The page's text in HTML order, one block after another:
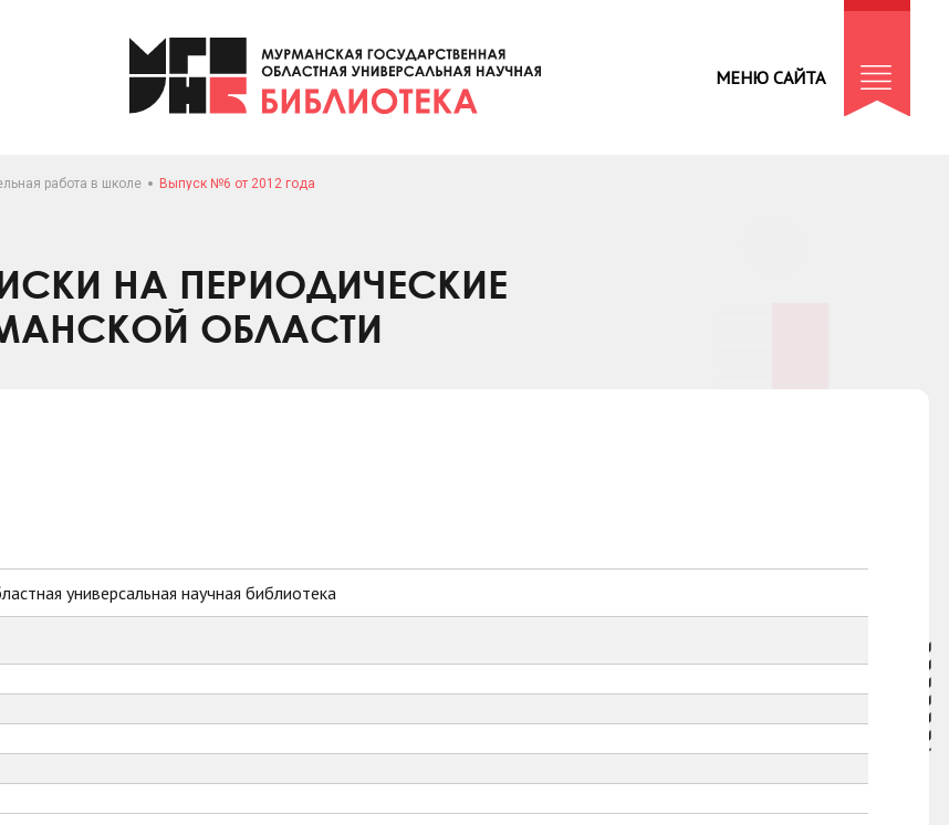
МЕНЮ САЙТА
работа в школе Выпуск №6 от 2012 года
НА ПЕРИОДИЧЕСКИЕ
ОБЛАСТИ
универсальная научная библиотека